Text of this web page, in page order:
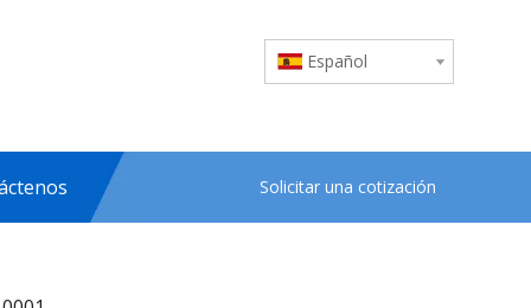
Español
Solicitar una cotización